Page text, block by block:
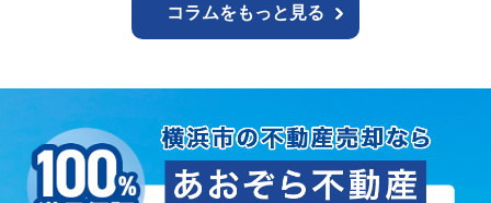
コラムをもっと見る